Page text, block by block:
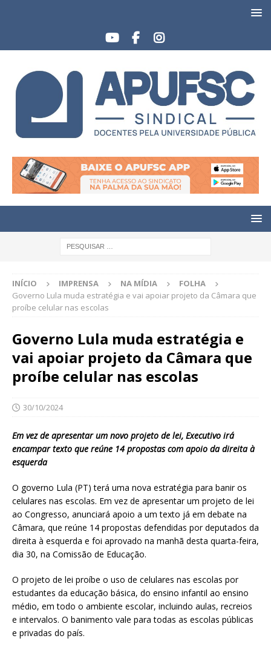
INÍCIO IMPRENSA NA MÍDIA
FOLHA
Governo Lula muda estratégia e vai apoiar projeto da Câmara que
proíbe celular nas escolas
Governo Lula muda estratégia e
vai apoiar projeto da Câmara que
proíbe celular nas escolas
30/10/2024
Em vez de apresentar um novo projeto de lei, Executivo irá
encampar texto que reúne 14 propostas com apoio da direita à
esquerda
O governo Lula (PT) terá uma nova estratégia para banir os
celulares nas escolas. Em vez de apresentar um projeto de lei
ao Congresso, anunciará apoio a um texto já em debate na
Câmara, que reúne 14 propostas defendidas por deputados da
direita à esquerda e foi aprovado na manhã desta quarta-feira,
dia 30, na Comissão de Educação.
O projeto de lei proíbe o uso de celulares nas escolas por
estudantes da educação básica, do ensino infantil ao ensino
médio, em todo o ambiente escolar, incluindo aulas, recreios
e intervalos. O banimento vale para todas as escolas públicas
e privadas do país.